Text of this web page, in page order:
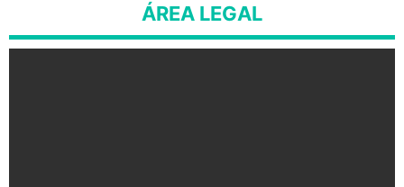
ÁREA LEGAL